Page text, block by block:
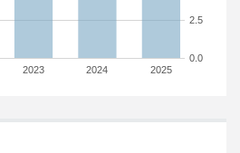
2023 2024 2025
0.0
2.5